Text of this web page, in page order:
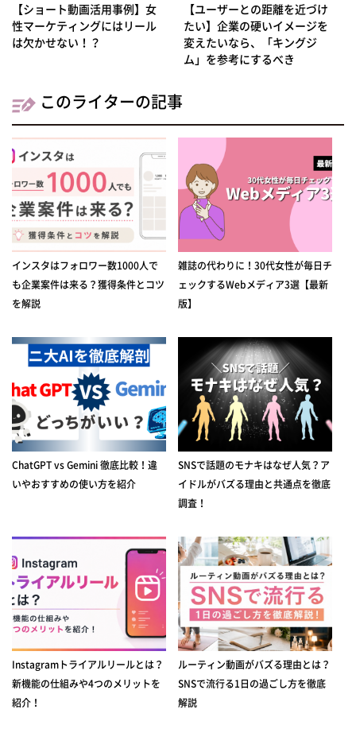
【ショート動画活用事例】女
性マーケティングにはリール
は欠かせない！？
【ユーザーとの距離を近づけ
たい】企業の硬いイメージを
変えたいなら、「キングジ
ム」を参考にするべき
このライターの記事
インスタはフォロワー数1000人で
も企業案件は来る？獲得条件とコツ
を解説
雑誌の代わりに！30代女性が毎日チ
ェックするWebメディア3選【最新
版】
ChatGPT vs Gemini 徹底比較！違
いやおすすめの使い方を紹介
SNSで話題のモナキはなぜ人気？ア
イドルがバズる理由と共通点を徹底
調査！
Instagramトライアルリールとは？
新機能の仕組みや4つのメリットを
紹介！
ルーティン動画がバズる理由とは？
SNSで流行る1日の過ごし方を徹底
解説